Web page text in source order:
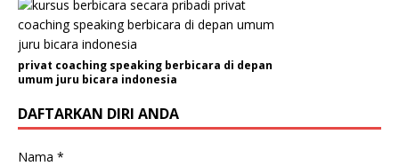
privat coaching speaking berbicara di depan
umum juru bicara indonesia
DAFTARKAN DIRI ANDA
Nama *